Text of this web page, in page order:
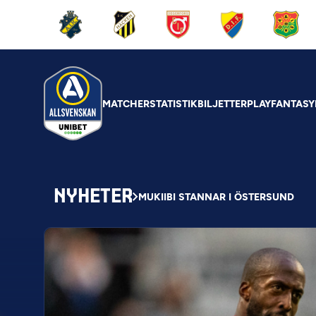
MATCHERSTATISTIKBILJETTERPLAYFANTASY
NYHETER MUKIIBI STANNAR I ÖSTERSUND